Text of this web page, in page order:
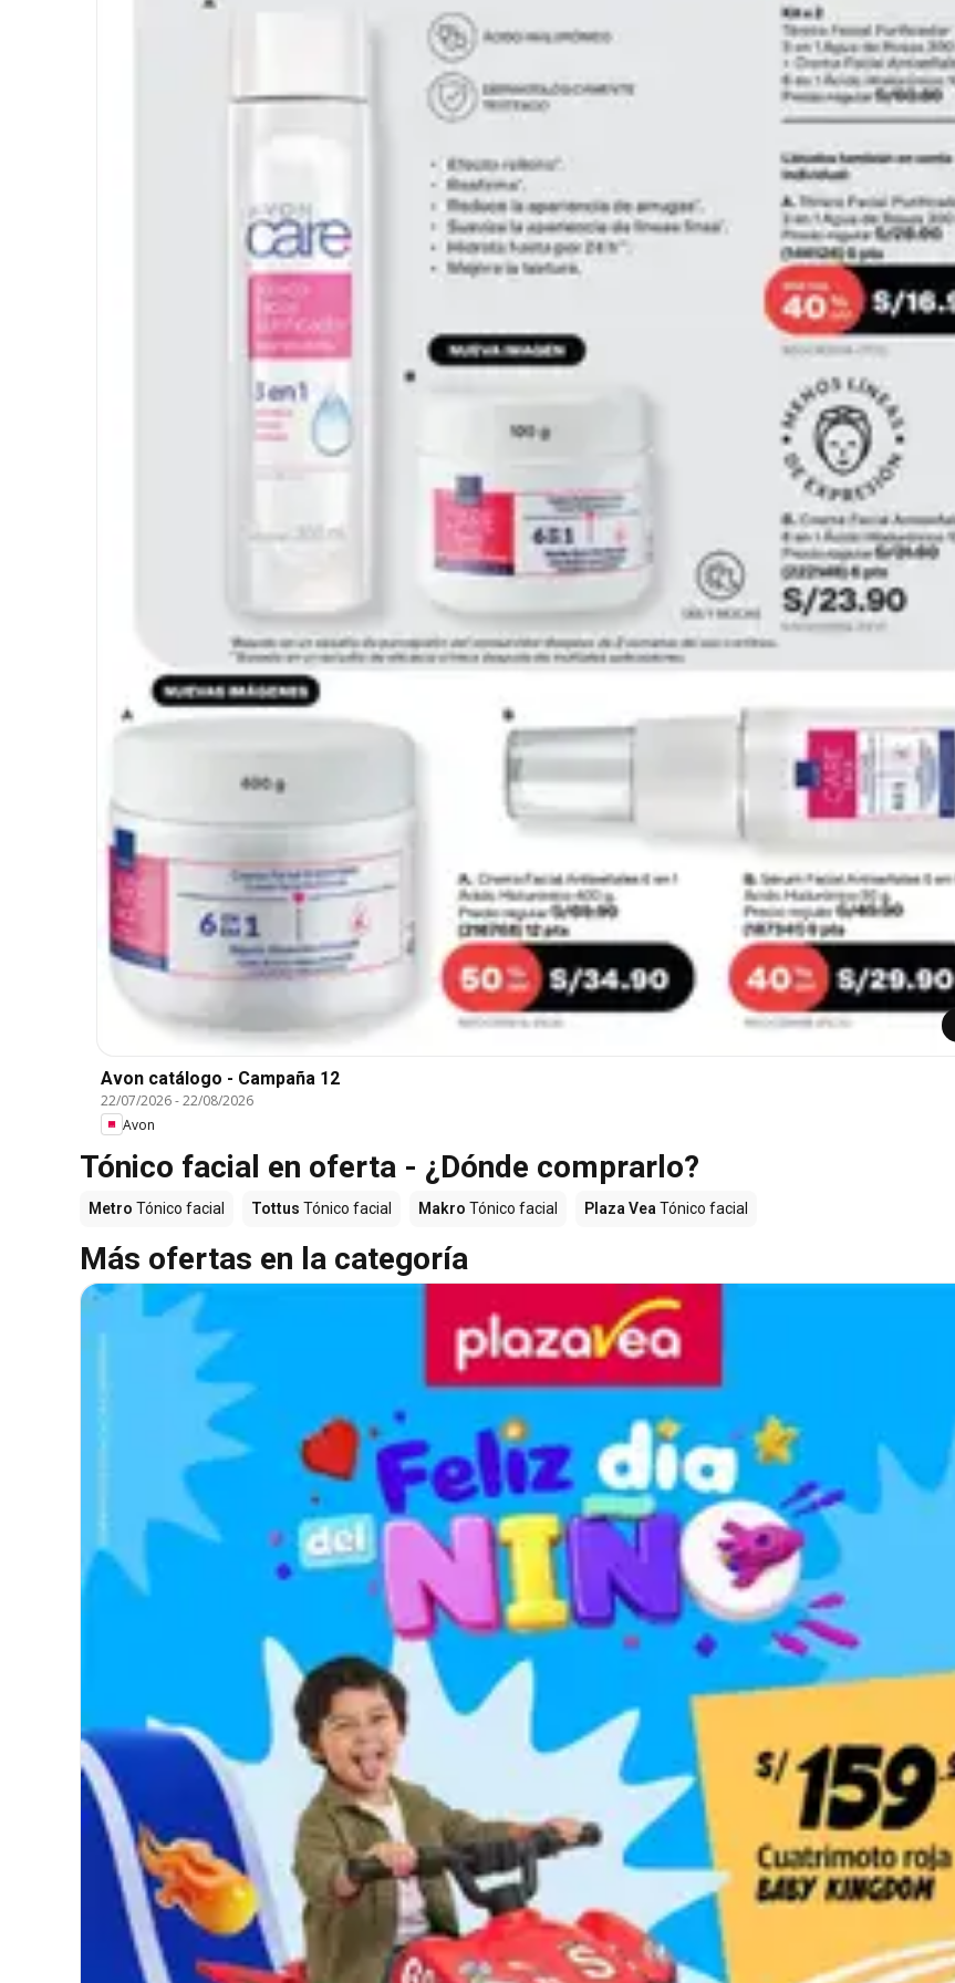
Avon catálogo - Campaña 12
22/07/2026-22/08/2026
Avon
Tónico facial en oferta - ¿Dónde comprarlo?
Metro Tónico facial Tottus Tónico facial Makro Tónico facial Plaza Vea Tónico facial
Más ofertas en la categoría